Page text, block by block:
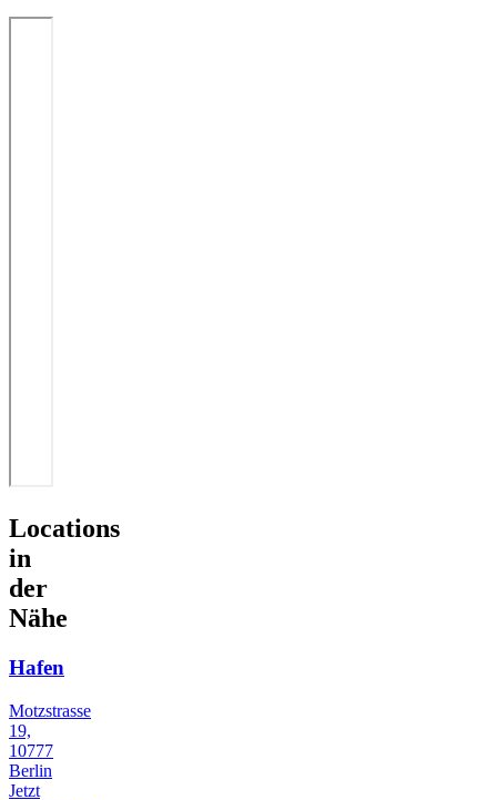
Locations
in
der
Nähe
Hafen
Motzstrasse
19,
10777
Berlin
Jetzt